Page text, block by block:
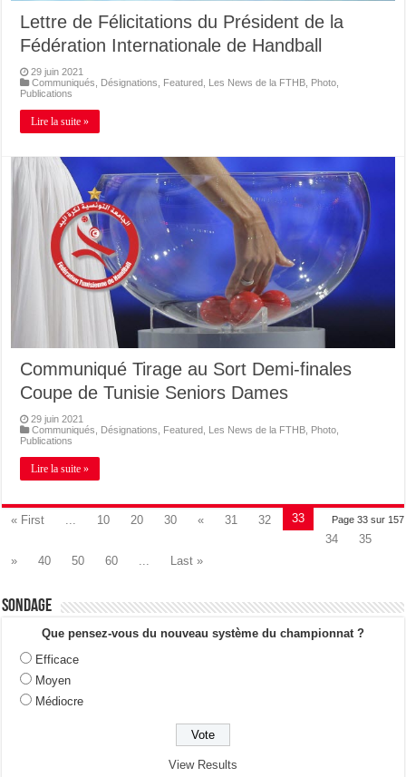
Lettre de Félicitations du Président de la
Fédération Internationale de Handball
29 juin 2021
Communiqués
Désignations Featured Les News de la FTHB Photo
Publications
Lire la suite »
Communiqué Tirage au Sort Demi-finales
Coupe de Tunisie Seniors Dames
29 juin 2021
Communiqués
Désignations Featured Les News de la FTHB Photo
Publications
Lire la suite »
Page 33 sur 157
« First 10 20 30 « 31 32
33
34
35
»
40 50 60 Last »
Sondage
Que pensez-vous du nouveau système du championnat ?
Efficace
Moyen
Médiocre
View Results